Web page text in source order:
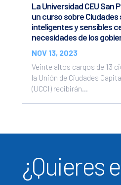
La Universidad CEU San
un curso sobre
inteligentes y sensibles
necesidades de los
NOV 13, 2023
Veinte altos cargos de 13
la Unión de Ciudades
(UCCI) recibirán...
¿Quieres